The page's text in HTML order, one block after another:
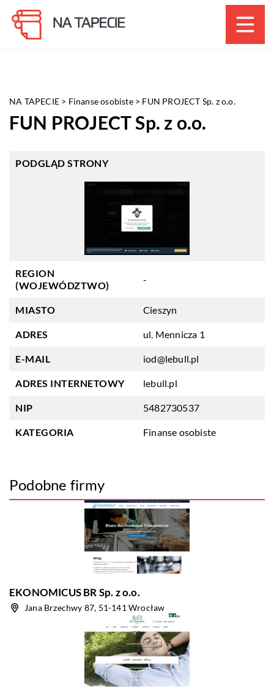
NA TAPECIE > Finanse osobiste> FUN PROJECT Sp. z o.o.
FUN PROJECT Sp. z o.o.
PODGLĄD STRONY
REGION
(WOJEWÓDZTWO)
-
MIASTO Cieszyn
ADRES ul. Mennicza 1
E-MAIL iod@lebull.pl
ADRES INTERNETOWY lebull.pl
NIP 5482730537
KATEGORIA Finanse osobiste
Podobne firmy
EKONOMICUS BR Sp. z o.o.
Jana Brzechwy 87, 51-141 Wrocław